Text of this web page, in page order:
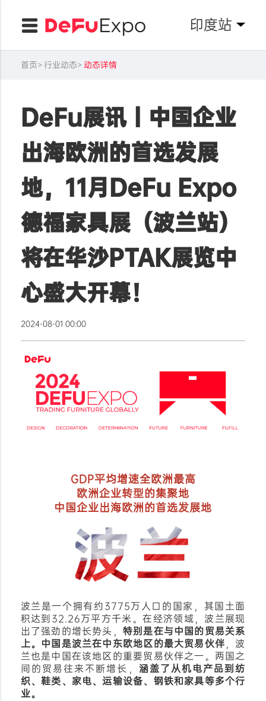
印度站
首页 行业动态 动态详情
DeFu展讯丨中国企业
出海欧洲的首选发展
地，11月DeFu Expo
德福家具展（波兰站）
将在华沙PTAK展览中
心盛大开幕！
2024-08-01 00:00
GDP平均增速全欧洲最高
欧洲企业转型的集聚地
中国企业出海欧洲的首选发展地
波兰是一个拥有约3775万人口的国家，其国土面
积达到32.26万平方千米。在经济领域，波兰展现
出了强劲的增长势头， 特别是在与中国的贸易关系
上。中国是波兰在中东欧地区的最大贸易伙伴，波
兰也是中国在该地区的重要贸易伙伴之一。两国之
间的贸易往来不断增长， 涵盖了从机电产品到纺
织、鞋类、家电、运输设备、钢铁和家具等多个行
业。